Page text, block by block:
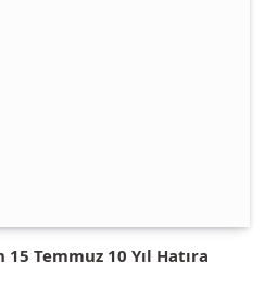
Temmuz 10 Yıl Hatıra